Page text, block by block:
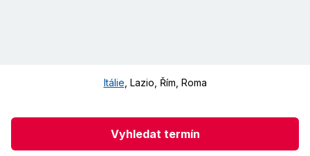
Itálie Lazio, Řím Roma
Vyhledat termín